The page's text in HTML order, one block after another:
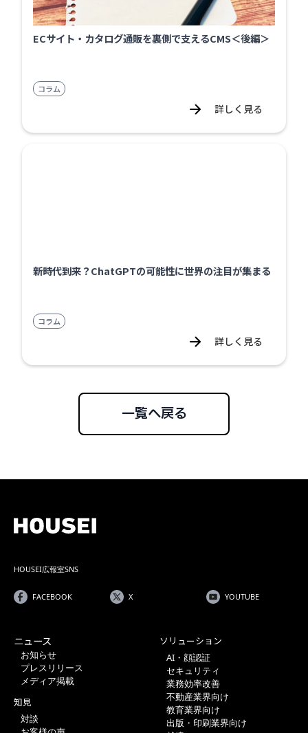
ECサイト・カタログ通販を裏側で支えるCMS＜後編＞
コラム
詳しく見る
新時代到来？ChatGPTの可能性に世界の注目が集まる
コラム
詳しく見る
一覧へ戻る
HOUSEI広報室SNS
FACEBOOK X YOUTUBE
ニュース
お知らせ
プレスリリース
メディア掲載
知見
対談
ソリューション
AI・顔認証
セキュリティ
業務効率改善
不動産業界向け
教育業界向け
出版・印刷業界向け